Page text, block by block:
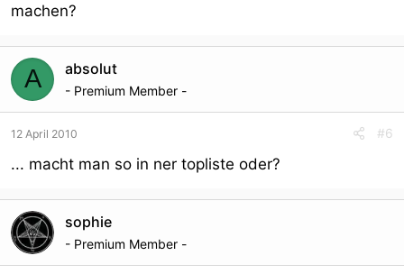
machen?
A absolut
- Premium Member -
12 April 2010 #6
... macht man so in ner topliste oder?
sophie
- Premium Member -